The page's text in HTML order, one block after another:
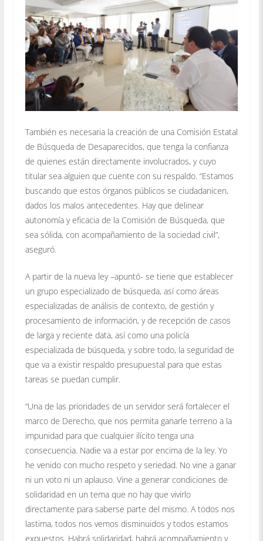
También es necesaria la creación de una Comisión Estatal
de Búsqueda de Desaparecidos, que tenga la confianza
de quienes están directamente involucrados, y cuyo
titular sea alguien que cuente con su respaldo. “Estamos
buscando que estos órganos públicos se ciudadanicen,
dados los malos antecedentes. Hay que delinear
autonomía y eficacia de la Comisión de Búsqueda, que
sea sólida, con acompañamiento de la sociedad civil”,
aseguró.
A partir de la nueva ley –apuntó- se tiene que establecer
un grupo especializado de búsqueda, así como áreas
especializadas de análisis de contexto, de gestión y
procesamiento de información, y de recepción de casos
de larga y reciente data, así como una policía
especializada de búsqueda, y sobre todo, la seguridad de
que va a existir respaldo presupuestal para que estas
tareas se puedan cumplir.
“Una de las prioridades de un servidor será fortalecer el
marco de Derecho, que nos permita ganarle terreno a la
impunidad para que cualquier ilícito tenga una
consecuencia. Nadie va a estar por encima de la ley. Yo
he venido con mucho respeto y seriedad. No vine a ganar
ni un voto ni un aplauso. Vine a generar condiciones de
solidaridad en un tema que no hay que vivirlo
directamente para saberse parte del mismo. A todos nos
lastima, todos nos vemos disminuidos y todos estamos
expuestos. Habrá solidaridad, habrá acompañamiento y